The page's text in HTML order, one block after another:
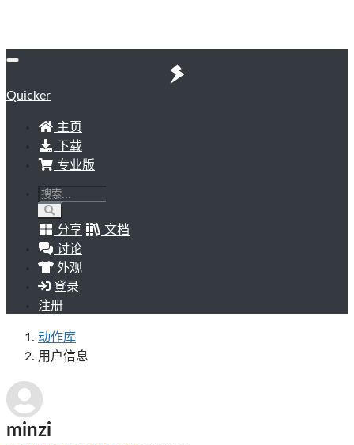
Quicker
主页
下载
专业版
分享
文档
讨论
外观
登录
注册
动作库
用户信息
minzi